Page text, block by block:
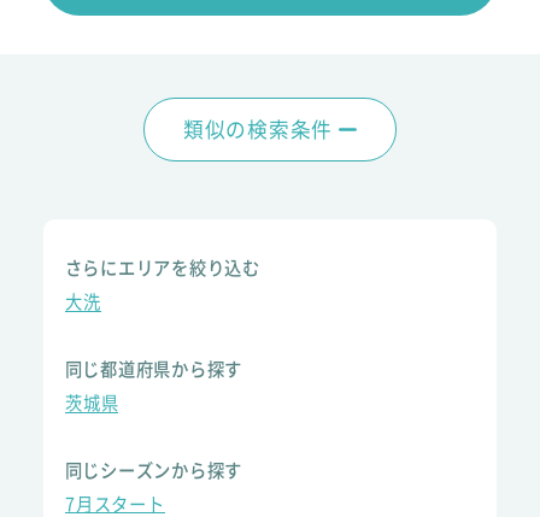
類似の検索条件
さらにエリアを絞り込む
大洗
同じ都道府県から探す
茨城県
同じシーズンから探す
7月スタート